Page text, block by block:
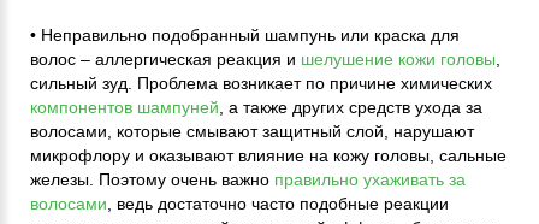
• Неправильно подобранный шампунь или краска для
волос – аллергическая реакция и шелушение кожи головы
сильный зуд. Проблема возникает по причине химических
компонентов шампуней , а также других средств ухода за
волосами, которые смывают защитный слой, нарушают
микрофлору и оказывают влияние на кожу головы, сальные
железы. Поэтому очень важно правильно ухаживать за
волосами , ведь достаточно часто подобные реакции